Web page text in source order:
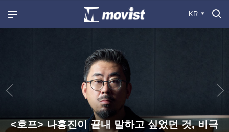
KR
<호프> 나홍진이 끝내 말하고 싶었던 것, 비극